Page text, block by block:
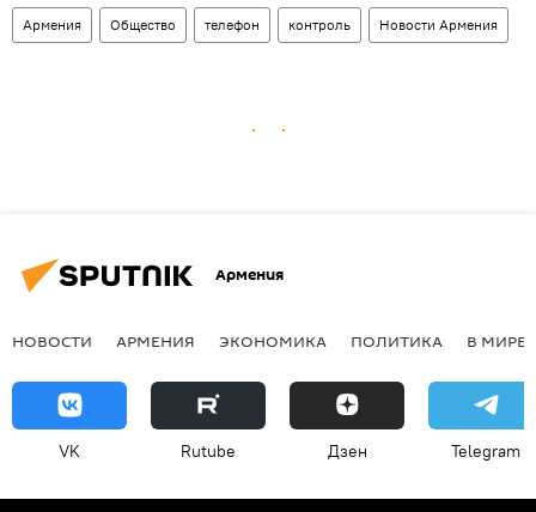
Армения Общество телефон контроль Новости Армения
Армения
НОВОСТИ АРМЕНИЯ ЭКОНОМИКА ПОЛИТИКА В МИРЕ
VK Rutube Дзен Telegram